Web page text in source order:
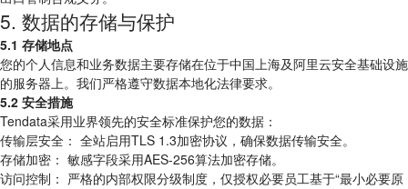
5. 数据的存储与保护
5.1 存储地点
您的个人信息和业务数据主要存储在位于中国上海及阿里云安全基础设施
的服务器上。我们严格遵守数据本地化法律要求。
5.2 安全措施
Tendata采用业界领先的安全标准保护您的数据：
传输层安全： 全站启用TLS 1.3加密协议，确保数据传输安全。
存储加密： 敏感字段采用AES-256算法加密存储。
访问控制： 严格的内部权限分级制度，仅授权必要员工基于“最小必要原